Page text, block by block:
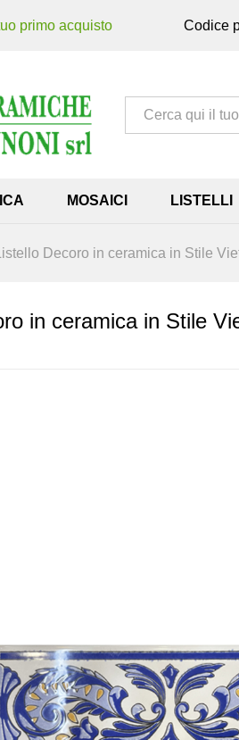
primo acquisto Codice
Tutto
MOSAICI LISTELLI
Listello Decoro in ceramica in Stile
in ceramica in Stile